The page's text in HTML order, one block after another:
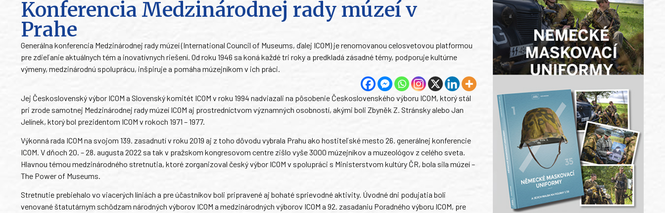
Konferencia Medzinárodnej rady múzeí v
Prahe
Generálna konferencia Medzinárodnej rady múzeí (International Council of Museums, ďalej ICOM) je renomovanou celosvetovou platformou
pre zdieľanie aktuálnych tém a inovatívnych riešení. Od roku 1946 sa koná každé tri roky a predkladá zásadné témy, podporuje kultúrne
výmeny, medzinárodnú spoluprácu, inšpiruje a pomáha múzejníkom v ich práci.
Jej Československý výbor ICOM a Slovenský komitét ICOM v roku 1994 nadviazali na pôsobenie Československého výboru ICOM, ktorý stál
pri zrode samotnej Medzinárodnej rady múzeí ICOM aj prostredníctvom významných osobností, akými boli Zbyněk Z. Stránsky alebo Jan
Jelínek, ktorý bol prezidentom ICOM v rokoch 1971 – 1977.
Výkonná rada ICOM na svojom 139. zasadnutí v roku 2019 aj z toho dôvodu vybrala Prahu ako hostiteľské mesto 26. generálnej konferencie
ICOM. V dňoch 20. – 28. augusta 2022 sa tak v pražskom kongresovom centre zišlo vyše 3000 múzejníkov a muzeológov z celého sveta.
Hlavnou témou medzinárodného stretnutia, ktoré zorganizoval český výbor ICOM v spolupráci s Ministerstvom kultúry ČR, bola sila múzeí –
The Power of Museums.
Stretnutie prebiehalo vo viacerých líniách a pre účastníkov boli pripravené aj bohaté sprievodné aktivity. Úvodné dni podujatia boli
venované štatutárnym schôdzam národných výborov ICOM a medzinárodných výborov ICOM a 92. zasadaniu Poradného výboru ICOM, pre